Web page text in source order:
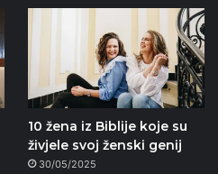
10 žena iz Biblije koje su
živjele svoj ženski genij
30/05/2025